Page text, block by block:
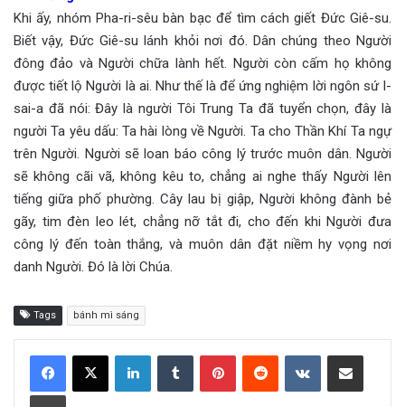
Khi ấy, nhóm Pha-ri-sêu bàn bạc để tìm cách giết Đức Giê-su.
Biết vậy, Đức Giê-su lánh khỏi nơi đó. Dân chúng theo Người
đông đảo và Người chữa lành hết. Người còn cấm họ không
được tiết lộ Người là ai. Như thế là để ứng nghiệm lời ngôn sứ I-
sai-a đã nói: Đây là người Tôi Trung Ta đã tuyển chọn, đây là
người Ta yêu dấu: Ta hài lòng về Người. Ta cho Thần Khí Ta ngự
trên Người. Người sẽ loan báo công lý trước muôn dân. Người
sẽ không cãi vã, không kêu to, chẳng ai nghe thấy Người lên
tiếng giữa phố phường. Cây lau bị giập, Người không đành bẻ
gãy, tim đèn leo lét, chẳng nỡ tắt đi, cho đến khi Người đưa
công lý đến toàn thắng, và muôn dân đặt niềm hy vọng nơi
danh Người. Đó là lời Chúa.
Tags bánh mì sáng